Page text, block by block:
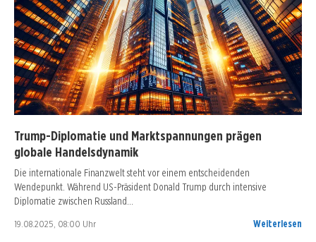
Trump-Diplomatie und Marktspannungen prägen
globale Handelsdynamik
Die internationale Finanzwelt steht vor einem entscheidenden
Wendepunkt. Während US-Präsident Donald Trump durch intensive
Diplomatie zwischen Russland…
19.08.2025, 08:00 Uhr Weiterlesen